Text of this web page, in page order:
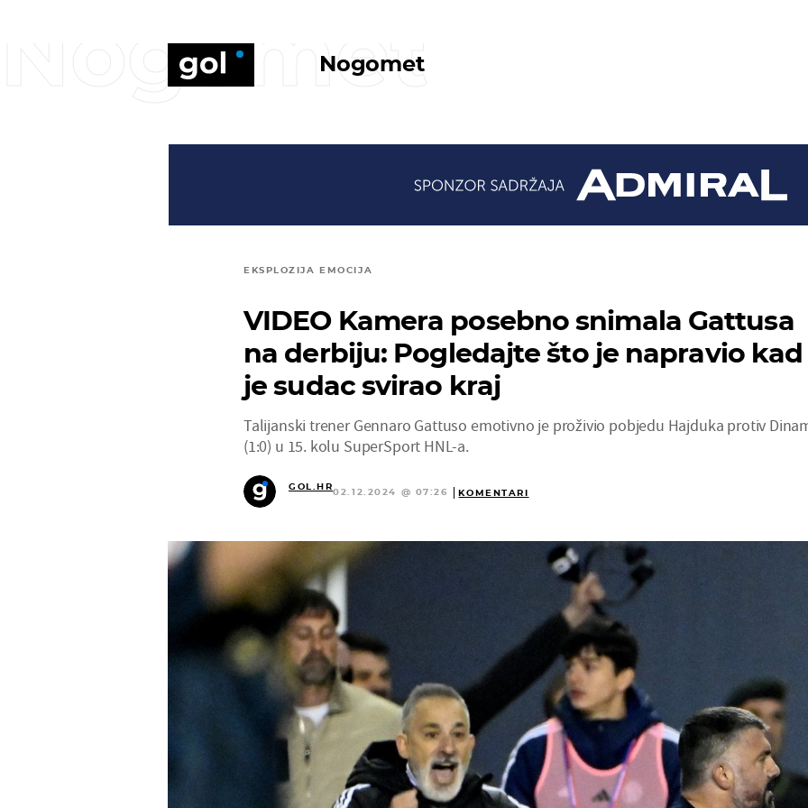
Nogomet
Nogomet
EKSPLOZIJA EMOCIJA
VIDEO Kamera posebno snimala Gattusa
na derbiju: Pogledajte što je napravio kad
je sudac svirao kraj
Talijanski trener Gennaro Gattuso emotivno je proživio pobjedu Hajduka protiv
(1:0) u 15. kolu SuperSport HNL-a.
GOL.HR
02.12.2024 @ 07:26 KOMENTARI